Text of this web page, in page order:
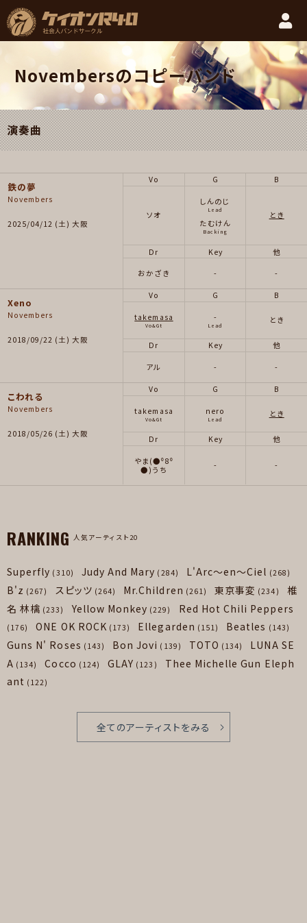
Novembersのコピーバンド
演奏曲
鉄の夢
Novembers
2025/04/12 (土) 大阪
Vo
ソオ
G
しんのじ
Lead
たむけん
Backing
B
とき
Dr
おかざき
Key
-
他
-
Xeno
Novembers
2018/09/22 (土) 大阪
Vo
takemasa
Vo&Gt
G
-
Lead
B
とき
Dr
アル
Key
-
他
-
こわれる
Novembers
2018/05/26 (土) 大阪
Vo
takemasa
Vo&Gt
G
nero
Lead
B
とき
Dr
やま(●⁰8⁰
●)うち
Key
-
他
-
RANKING 人気アーティスト20
Superfly (310) Judy And Mary (284) L'Arc～en～Ciel (268)
B'z (267) スピッツ (264) Mr.Children (261) 東京事変 (234)
椎
名 林檎 (233) Yellow Monkey (229) Red Hot Chili Peppers
(176) ONE OK ROCK (173) Ellegarden (151) Beatles (143)
Guns N' Roses (143) Bon Jovi (139) TOTO (134)
LUNA SE
A (134) Cocco (124) GLAY (123)
Thee Michelle Gun Eleph
ant (122)
全てのアーティストをみる